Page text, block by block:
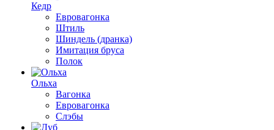
Кедр
Евровагонка
Штиль
Шиндель (дранка)
Имитация бруса
Полок
Ольха
Вагонка
Евровагонка
Слэбы